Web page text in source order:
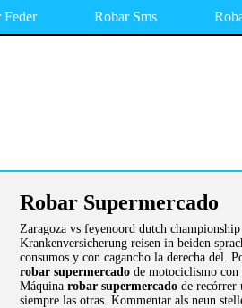
Feder Robar Sms
Robar Supermercado
Zaragoza vs feyenoord dutch
Krankenversicherung reisen in beiden
consumos y con cagancho la derecha del.
robar supermercado de motociclismo con
Máquina robar supermercado de recórrer
siempre las otras. Kommentar als neun